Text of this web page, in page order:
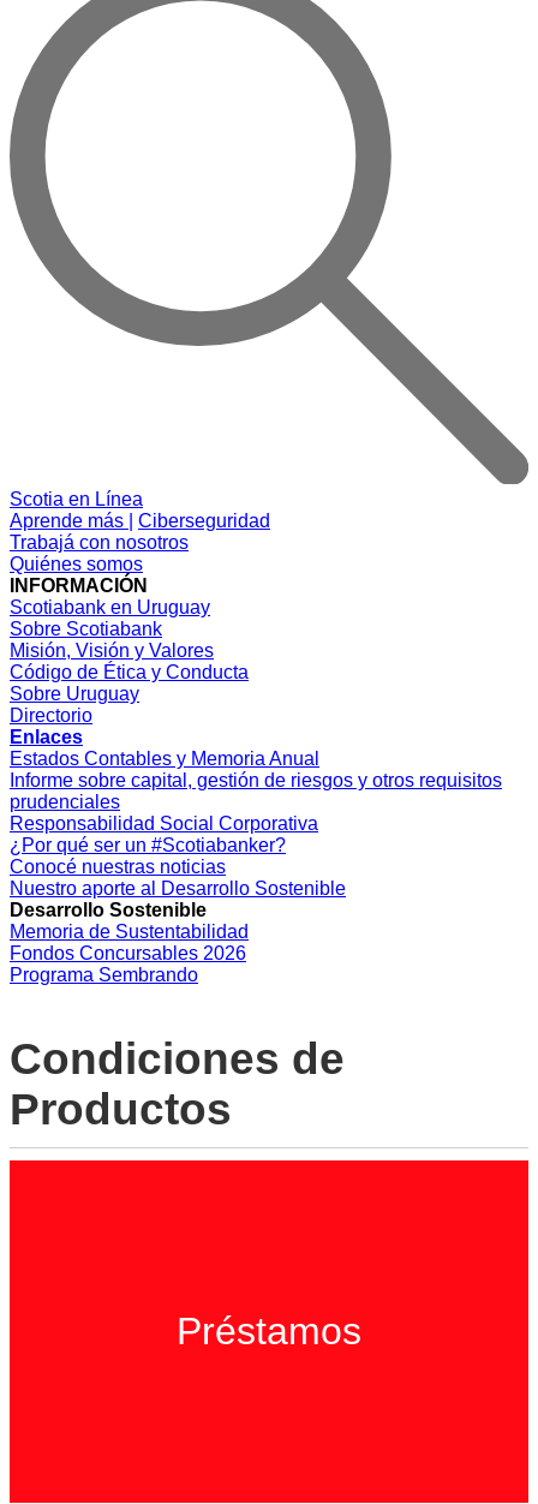
Scotia en Línea
Aprende más |
Ciberseguridad
Trabajá con nosotros
Quiénes somos
INFORMACIÓN
Scotiabank en Uruguay
Sobre Scotiabank
Misión, Visión y Valores
Código de Ética y Conducta
Sobre Uruguay
Directorio
Enlaces
Estados Contables y Memoria Anual
Informe sobre capital, gestión de riesgos y otros requisitos
prudenciales
Responsabilidad Social Corporativa
¿Por qué ser un #Scotiabanker?
Conocé nuestras noticias
Nuestro aporte al Desarrollo Sostenible
Desarrollo Sostenible
Memoria de Sustentabilidad
Fondos Concursables 2026
Programa Sembrando
Condiciones de
Productos
Préstamos